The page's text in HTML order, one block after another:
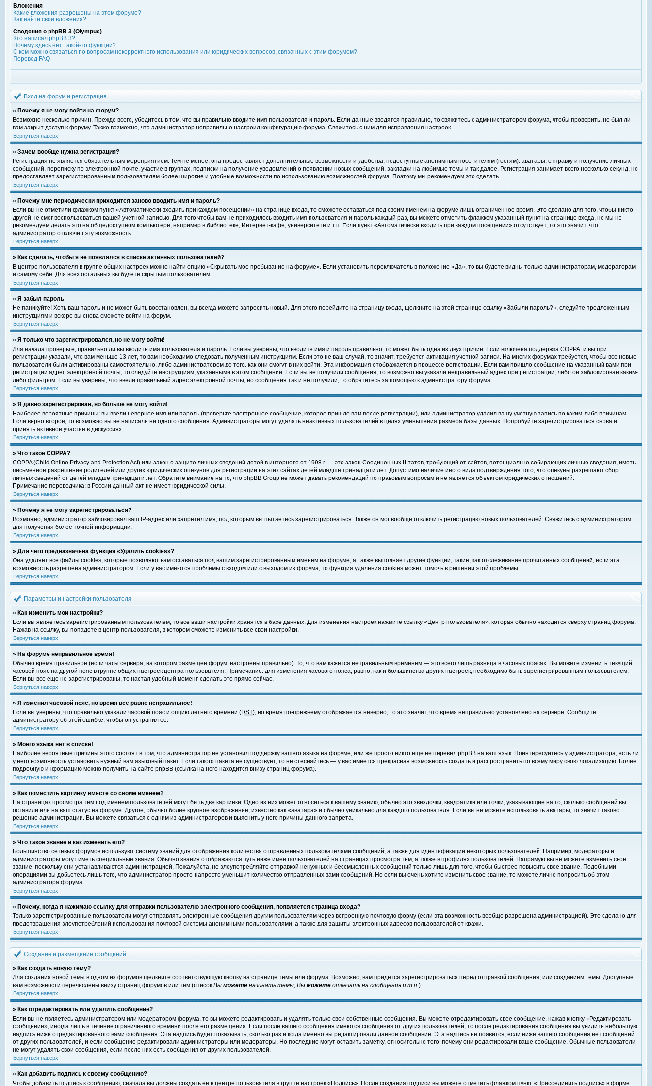
Вложения
Какие вложения разрешены на этом форуме?
Как найти свои вложения?
Сведения о phpBB 3 (Olympus)
Кто написал phpBB 3?
Почему здесь нет такой-то функции?
С кем можно связаться по вопросам некорректного использования или юридических вопросов, связанных с этим форумом?
Перевод FAQ
Вход на форум и регистрация
» Почему я не могу войти на форум?
Возможно несколько причин. Прежде всего, убедитесь в том, что вы правильно вводите имя пользователя и пароль. Если данные вводятся правильно, то свяжитесь с администратором форума, чтобы проверить, не был ли
вам закрыт доступ к форуму. Также возможно, что администратор неправильно настроил конфигурацию форума. Свяжитесь с ним для исправления настроек.
Вернуться наверх
» Зачем вообще нужна регистрация?
Регистрация не является обязательным мероприятием. Тем не менее, она предоставляет дополнительные возможности и удобства, недоступные анонимным посетителям (гостям): аватары, отправку и получение личных
сообщений, переписку по электронной почте, участие в группах, подписки на получение уведомлений о появлении новых сообщений, закладки на любимые темы и так далее. Регистрация занимает всего несколько секунд, но
предоставляет зарегистрированным пользователям более широкие и удобные возможности по использованию возможностей форума. Поэтому мы рекомендуем это сделать.
Вернуться наверх
» Почему мне периодически приходится заново вводить имя и пароль?
Если вы не отметили флажком пункт «Автоматически входить при каждом посещении» на странице входа, то сможете оставаться под своим именем на форуме лишь ограниченное время. Это сделано для того, чтобы никто
другой не смог воспользоваться вашей учетной записью. Для того чтобы вам не приходилось вводить имя пользователя и пароль каждый раз, вы можете отметить флажком указанный пункт на странице входа, но мы не
рекомендуем делать это на общедоступном компьютере, например в библиотеке, Интернет-кафе, университете и т.п. Если пункт «Автоматически входить при каждом посещении» отсутствует, то это значит, что
администратор отключил эту возможность.
Вернуться наверх
» Как сделать, чтобы я не появлялся в списке активных пользователей?
В центре пользователя в группе общих настроек можно найти опцию «Скрывать мое пребывание на форуме». Если установить переключатель в положение «Да», то вы будете видны только администраторам, модераторам
и самому себе. Для всех остальных вы будете скрытым пользователем.
Вернуться наверх
» Я забыл пароль!
Не паникуйте! Хоть ваш пароль и не может быть восстановлен, вы всегда можете запросить новый. Для этого перейдите на страницу входа, щелкните на этой странице ссылку «Забыли пароль?», следуйте предложенным
инструкциям и вскоре вы снова сможете войти на форум.
Вернуться наверх
» Я только что зарегистрировался, но не могу войти!
Для начала проверьте, правильно ли вы вводите имя пользователя и пароль. Если вы уверены, что вводите имя и пароль правильно, то может быть одна из двух причин. Если включена поддержка COPPA, и вы при
регистрации указали, что вам меньше 13 лет, то вам необходимо следовать полученным инструкциям. Если это не ваш случай, то значит, требуется активация учетной записи. На многих форумах требуется, чтобы все новые
пользователи были активированы самостоятельно, либо администратором до того, как они смогут в них войти. Эта информация отображается в процессе регистрации. Если вам пришло сообщение на указанный вами при
регистрации адрес электронной почты, то следуйте инструкциям, указанными в этом сообщении. Если вы не получили сообщения, то возможно вы указали неправильный адрес при регистрации, либо он заблокирован каким-
либо фильтром. Если вы уверены, что ввели правильный адрес электронной почты, но сообщения так и не получили, то обратитесь за помощью к администратору форума.
Вернуться наверх
» Я давно зарегистрирован, но больше не могу войти!
Наиболее вероятные причины: вы ввели неверное имя или пароль (проверьте электронное сообщение, которое пришло вам после регистрации), или администратор удалил вашу учетную запись по каким-либо причинам.
Если верно второе, то возможно вы не написали ни одного сообщения. Администраторы могут удалять неактивных пользователей в целях уменьшения размера базы данных. Попробуйте зарегистрироваться снова и
принять активное участие в дискуссиях.
Вернуться наверх
» Что такое COPPA?
COPPA (Child Online Privacy and Protection Act) или закон о защите личных сведений детей в интернете от 1998 г. — это закон Соединенных Штатов, требующий от сайтов, потенциально собирающих личные сведения, иметь
письменное разрешение родителей или других юридических опекунов для регистрации на этих сайтах детей младше тринадцати лет. Допустимо наличие иного вида подтверждения того, что опекуны разрешают сбор
личных сведений от детей младше тринадцати лет. Обратите внимание на то, что phpBB Group не может давать рекомендаций по правовым вопросам и не является объектом юридических отношений.
Примечание переводчика: в России данный акт не имеет юридической силы.
Вернуться наверх
» Почему я не могу зарегистрироваться?
Возможно, администратор заблокировал ваш IP-адрес или запретил имя, под которым вы пытаетесь зарегистрироваться. Также он мог вообще отключить регистрацию новых пользователей. Свяжитесь с администратором
для получения более точной информации.
Вернуться наверх
» Для чего предназначена функция «Удалить cookies»?
Она удаляет все файлы cookies, которые позволяют вам оставаться под вашим зарегистрированным именем на форуме, а также выполняет другие функции, такие, как отслеживание прочитанных сообщений, если эта
возможность разрешена администратором. Если у вас имеются проблемы с входом или с выходом из форума, то функция удаления cookies может помочь в решении этой проблемы.
Вернуться наверх
Параметры и настройки пользователя
» Как изменить мои настройки?
Если вы являетесь зарегистрированным пользователем, то все ваши настройки хранятся в базе данных. Для изменения настроек нажмите ссылку «Центр пользователя», которая обычно находится сверху страниц форума.
Нажав на ссылку, вы попадете в центр пользователя, в котором сможете изменить все свои настройки.
Вернуться наверх
» На форуме неправильное время!
Обычно время правильное (если часы сервера, на котором размещен форум, настроены правильно). То, что вам кажется неправильным временем — это всего лишь разница в часовых поясах. Вы можете изменить текущий
часовой пояс на другой пояс в группе общих настроек центра пользователя. Примечание: для изменения часового пояса, равно, как и большинства других настроек, необходимо быть зарегистрированным пользователем.
Если вы все еще не зарегистрированы, то настал удобный момент сделать это прямо сейчас.
Вернуться наверх
» Я изменил часовой пояс, но время все равно неправильное!
Если вы уверены, что правильно указали часовой пояс и опцию летнего времени (DST), но время по-прежнему отображается неверно, то это значит, что время неправильно установлено на сервере. Сообщите
администратору об этой ошибке, чтобы он устранил ее.
Вернуться наверх
» Моего языка нет в списке!
Наиболее вероятные причины этого состоят в том, что администратор не установил поддержку вашего языка на форуме, или же просто никто еще не перевел phpBB на ваш язык. Поинтересуйтесь у администратора, есть ли
у него возможность установить нужный вам языковый пакет. Если такого пакета не существует, то не стесняйтесь — у вас имеется прекрасная возможность создать и распространить по всему миру свою локализацию. Более
подробную информацию можно получить на сайте phpBB (ссылка на него находится внизу страниц форума).
Вернуться наверх
» Как поместить картинку вместе со своим именем?
На страницах просмотра тем под именем пользователей могут быть две картинки. Одно из них может относиться к вашему званию, обычно это звёздочки, квадратики или точки, указывающие на то, сколько сообщений вы
оставили или на ваш статус на форуме. Другое, обычно более крупное изображение, известно как «аватара» и обычно уникально для каждого пользователя. Если вы не можете использовать аватары, то значит таково
решение администрации. Вы можете связаться с одним из администраторов и выяснить у него причины данного запрета.
Вернуться наверх
» Что такое звание и как изменить его?
Большинство сетевых форумов используют систему званий для отображения количества отправленных пользователями сообщений, а также для идентификации некоторых пользователей. Например, модераторы и
администраторы могут иметь специальные звания. Обычно звания отображаются чуть ниже имен пользователей на страницах просмотра тем, а также в профилях пользователей. Напрямую вы не можете изменить свое
звание, поскольку они устанавливаются администрацией. Пожалуйста, не злоупотребляйте отправкой ненужных и бессмысленных сообщений только лишь для того, чтобы быстрее повысить свое звание. Подобными
операциями вы добьетесь лишь того, что администратор просто-напросто уменьшит количество отправленных вами сообщений. Но если вы очень хотите изменить свое звание, то можете лично попросить об этом
администратора форума.
Вернуться наверх
» Почему, когда я нажимаю ссылку для отправки пользователю электронного сообщения, появляется страница входа?
Только зарегистрированные пользователи могут отправлять электронные сообщения другим пользователям через встроенную почтовую форму (если эта возможность вообще разрешена администрацией). Это сделано для
предотвращения злоупотреблений использования почтовой системы анонимными пользователями, а также для защиты электронных адресов пользователей от кражи.
Вернуться наверх
Создание и размещение сообщений
» Как создать новую тему?
Для создания новой темы в одном из форумов щелкните соответствующую кнопку на странице темы или форума. Возможно, вам придется зарегистрироваться перед отправкой сообщения, или созданием темы. Доступные
вам возможности перечислены внизу страниц форумов или тем (список Вы можете начинать темы, Вы можете отвечать на сообщения и т.п.).
Вернуться наверх
» Как отредактировать или удалить сообщение?
Если вы не являетесь администратором или модератором форума, то вы можете редактировать и удалять только свои собственные сообщения. Вы можете отредактировать свое сообщение, нажав кнопку «Редактировать
сообщение», иногда лишь в течение ограниченного времени после его размещения. Если после вашего сообщения имеются сообщения от других пользователей, то после редактирования сообщения вы увидите небольшую
надпись ниже отредактированного вами сообщения. Эта надпись будет показывать, сколько раз и когда именно вы редактировали данное сообщение. Эта надпись не появится, если ниже вашего сообщения нет сообщений
от других пользователей, и если сообщение редактировали администраторы или модераторы. Но последние могут оставить заметку, относительно того, почему они редактировали ваше сообщение. Обычные пользователи
не могут удалять свои сообщения, если после них есть сообщения от других пользователей.
Вернуться наверх
» Как добавить подпись к своему сообщению?
Чтобы добавить подпись к сообщению, сначала вы должны создать ее в центре пользователя в группе настроек «Подпись». После создания подписи вы можете отметить флажком пункт «Присоединить подпись» в форме